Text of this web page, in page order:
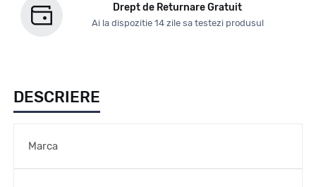
Drept de Returnare Gratuit
Ai la dispozitie 14 zile sa testezi produsul
DESCRIERE
Marca